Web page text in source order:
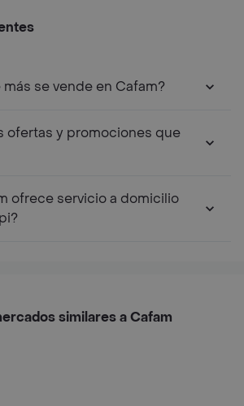
se vende en Cafam?
ofertas y promociones que
ofrece servicio a domicilio
similares a Cafam